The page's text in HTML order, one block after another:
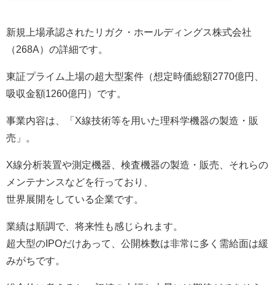
新規上場承認されたリガク・ホールディングス株式会社
（268A）の詳細です。
東証プライム上場の超大型案件（想定時価総額2770億円、
吸収金額1260億円）です。
事業内容は、「X線技術等を用いた理科学機器の製造・販
売」。
X線分析装置や測定機器、検査機器の製造・販売、それらの
メンテナンスなどを行っており、
世界展開をしている企業です。
業績は順調で、将来性も感じられます。
超大型のIPOだけあって、公開株数は非常に多く需給面は緩
みがちです。